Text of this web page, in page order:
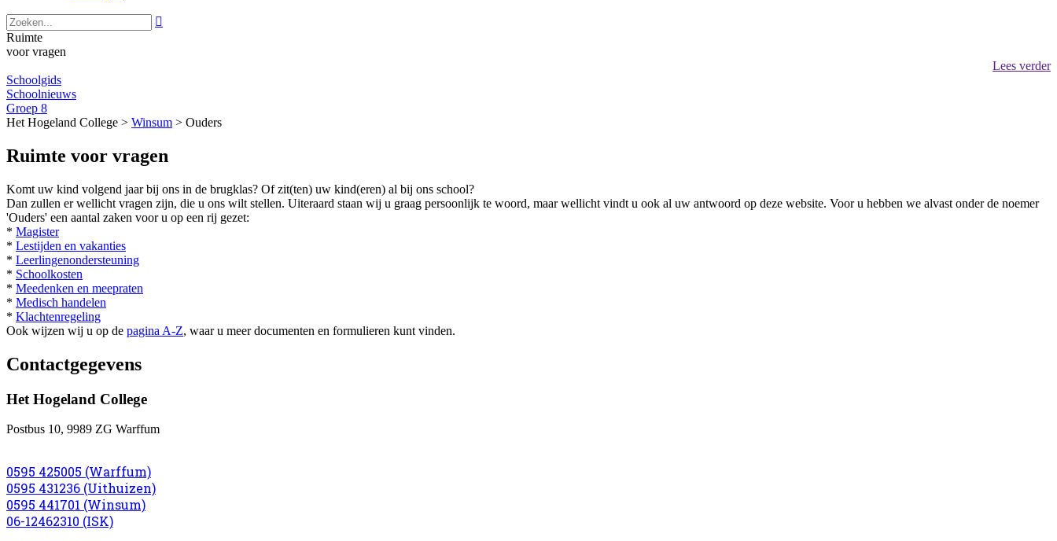

Ruimte
voor vragen
Lees verder
Schoolgids
Schoolnieuws
Groep 8
Het Hogeland College > Winsum > Ouders
Ruimte voor vragen
Komt uw kind volgend jaar bij ons in de brugklas? Of zit(ten) uw kind(eren) al bij ons school?
Dan zullen er wellicht vragen zijn, die u ons wilt stellen. Uiteraard staan wij u graag persoonlijk te woord, maar wellicht vindt u ook al uw antwoord op deze website. Voor u hebben we alvast onder de noemer
'Ouders' een aantal zaken voor u op een rij gezet:
* Magister
* Lestijden en vakanties
* Leerlingenondersteuning
* Schoolkosten
* Meedenken en meepraten
* Medisch handelen
* Klachtenregeling
Ook wijzen wij u op de pagina A-Z, waar u meer documenten en formulieren kunt vinden.
Contactgegevens
Het Hogeland College
Postbus 10, 9989 ZG Warffum
0595 425005 (Warffum)
0595 431236 (Uithuizen)
0595 441701 (Winsum)
06-12462310 (ISK)